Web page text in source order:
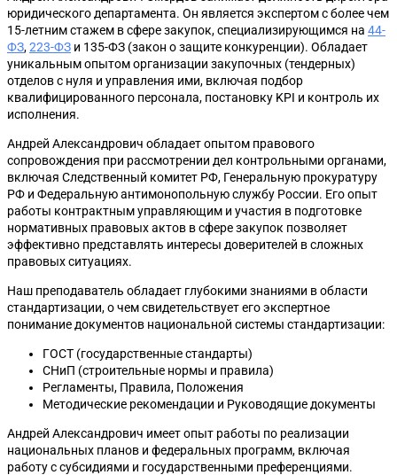
юридического департамента. Он является экспертом с более чем
15-летним стажем в сфере закупок, специализирующимся на 44-
ФЗ,223-ФЗ и 135-ФЗ (закон о защите конкуренции). Обладает
уникальным опытом организации закупочных (тендерных)
отделов с нуля и управления ими, включая подбор
квалифицированного персонала, постановку KPI и контроль их
исполнения.
Андрей Александрович обладает опытом правового
сопровождения при рассмотрении дел контрольными органами,
включая Следственный комитет РФ, Генеральную прокуратуру
РФ и Федеральную антимонопольную службу России. Его опыт
работы контрактным управляющим и участия в подготовке
нормативных правовых актов в сфере закупок позволяет
эффективно представлять интересы доверителей в сложных
правовых ситуациях.
Наш преподаватель обладает глубокими знаниями в области
стандартизации, о чем свидетельствует его экспертное
понимание документов национальной системы стандартизации:
ГОСТ (государственные стандарты)
СНиП (строительные нормы и правила)
Регламенты, Правила, Положения
Методические рекомендации и Руководящие документы
Андрей Александрович имеет опыт работы по реализации
национальных планов и федеральных программ, включая
работу с субсидиями и государственными преференциями.